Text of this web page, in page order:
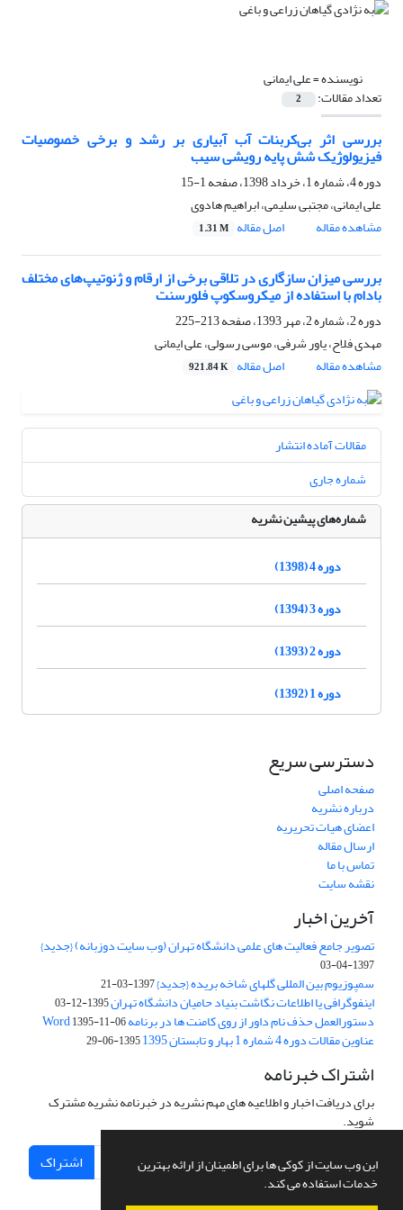
این وب سایت از کوکی ها برای اطمینان از ارائه بهترین
خدمات استفاده می کند.
نویسنده =علی ایمانی
تعداد مقالات: 2
بررسی اثر بی‌کربنات آب آبیاری بر رشد و برخی خصوصیات
فیزیولوژیک شش پایه رویشی سیب
دوره 4، شماره 1، خرداد 1398، صفحه
1-15
علی ایمانی، مجتبی سلیمی، ابراهیم هادوی
مشاهده مقاله
اصل مقاله 1.31 M
بررسی میزان سازگاری در تلاقی برخی از ارقام و ژنوتیپ‌های مختلف
بادام با استفاده از میکروسکوپ فلورسنت
دوره 2، شماره 2، مهر 1393، صفحه
213-225
مهدی فلاح، یاور شرفی، موسی رسولی، علی ایمانی
مشاهده مقاله
اصل مقاله 921.84 K
مقالات آماده انتشار
شماره جاری
شماره‌های پیشین نشریه
دوره 4 (1398)
دوره 3 (1394)
دوره 2 (1393)
دوره 1 (1392)
دسترسی سریع
صفحه اصلی
درباره نشریه
اعضای هیات تحریریه
ارسال مقاله
تماس با ما
نقشه سایت
آخرین اخبار
تصویر جامع فعالیت های علمی دانشگاه تهران (وب سایت دوزبانه) {جدید}
1397-04-03
سمپوزیوم بین المللی گلهای شاخه بریده {جدید}1397-03-21
اینفوگرافی یا اطلاعات نگاشت بنیاد حامیان دانشگاه تهران1395-12-03
دستورالعمل حذف نام داور از روی کامنت ها در برنامه Word1395-11-06
عناوین مقالات دوره 4 شماره 1 بهار و تابستان 1395 1395-06-29
اشتراک خبرنامه
برای دریافت اخبار و اطلاعیه های مهم نشریه در خبرنامه نشریه مشترک
شوید.
اشتراک